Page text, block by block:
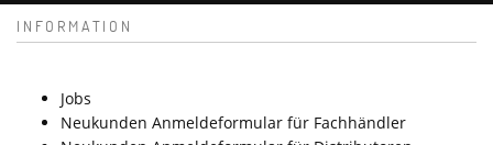
INFORMATION
Jobs
Neukunden Anmeldeformular für Fachhändler